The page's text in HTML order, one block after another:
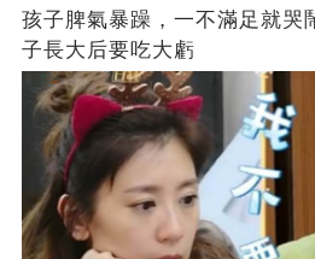
孩子脾氣暴躁，一不滿足就哭
子長大后要吃大虧